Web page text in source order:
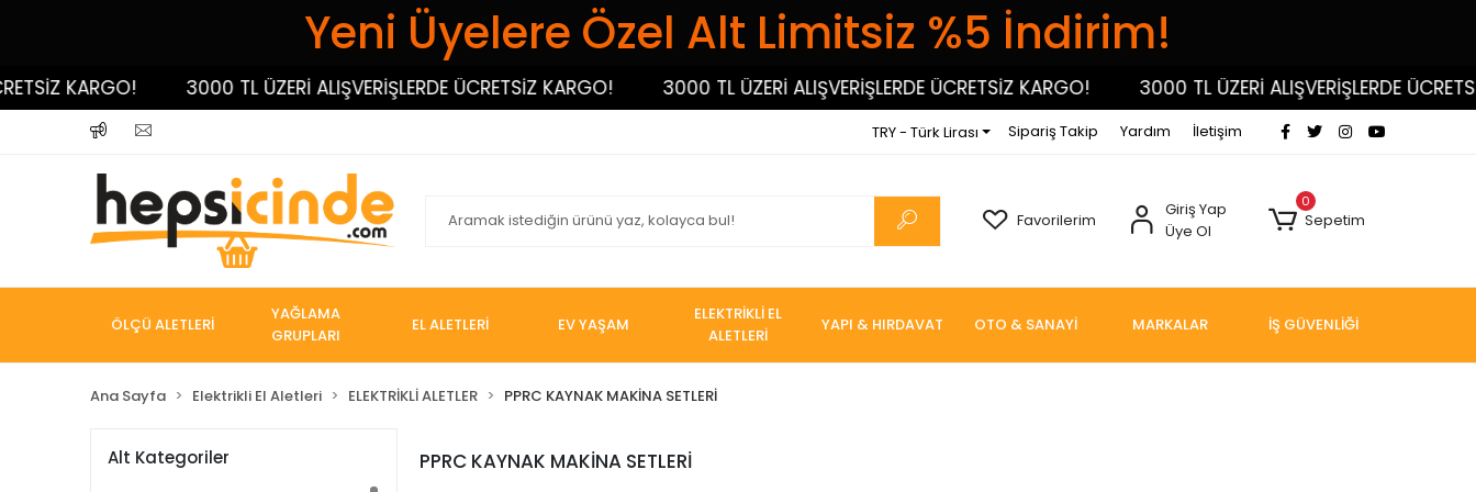
Yeni Üyelere Özel Alt Limitsiz %5 İndirim!
KARGO! 3000 TL ÜZERİ ALIŞVERİŞLERDE ÜCRETSİZ KARGO! 3000 TL ÜZERİ ALIŞVERİŞLERDE ÜCRETSİZ KARGO! 3000 TL ÜZERİ ALIŞVERİŞLERDE
TRY - Türk Lirası Sipariş Takip Yardım İletişim
Favorilerim
Giriş Yap
Üye Ol
0
Sepetim
ÖLÇÜ ALETLERİ
YAĞLAMA
GRUPLARI
EL ALETLERİ EV YAŞAM
ELEKTRİKLİ EL
ALETLERİ
YAPI & HIRDAVAT OTO & SANAYİ MARKALAR İŞ GÜVENLİĞİ
Ana Sayfa Elektrikli El Aletleri ELEKTRİKLİ ALETLER PPRC KAYNAK MAKİNA SETLERİ
Alt Kategoriler PPRC KAYNAK MAKİNA SETLERİ